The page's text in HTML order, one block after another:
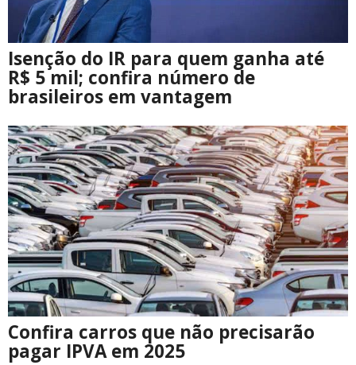
Isenção do IR para quem ganha até
R$ 5 mil; confira número de
brasileiros em vantagem
Confira carros que não precisarão
pagar IPVA em 2025